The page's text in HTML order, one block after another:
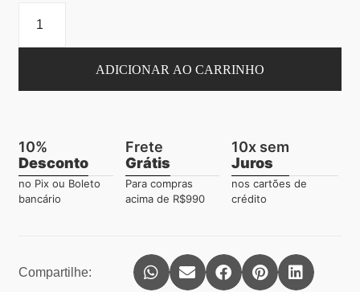
ADICIONAR AO CARRINHO
10%
Desconto
no Pix ou Boleto
bancário
Frete
Grátis
Para compras
acima de R$990
10x sem
Juros
nos cartões de
crédito
Compartilhe: